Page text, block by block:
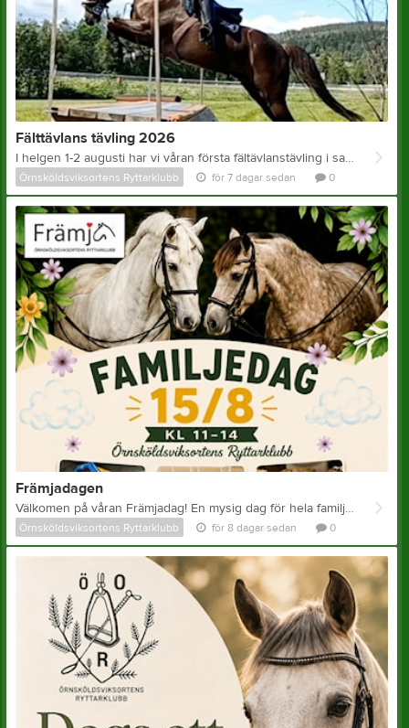
Fälttävlans tävling 2026
I helgen 1-2 augusti har vi våran första fältävlanstävling i samarbete med Näske ryttarsälskap. På lördag är tävlingen hos oss på ÖOR, första start kl 14.00. Då kommer ekipagen både tävla i dressyr och hoppning. Cafeterian ute kommer att hålla öppet med enklare fika. På söndag går tävlingen vidare till terängmomentet och då håller den till hos Skule ridhus, första start 11.00. Kom och kolla på en riktigt fartfylld tävling! Varmt välkomna!
Örnsköldsviksortens Ryttarklubb för 7 dagar sedan 0
Främjadagen
Välkomen på våran Främjadag! En mysig dag för hela familjen.
Örnsköldsviksortens Ryttarklubb för 8 dagar sedan 0